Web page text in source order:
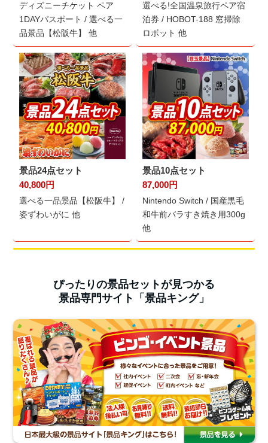
ディズニーチケット ペア
1DAYパスポート / 選べる一
品景品【松阪牛】 他
選べる!全国温泉旅行ペア宿
泊券 / HOBOT-188 窓掃除
ロボット 他
景品24点セット
40,800円
選べる一品景品【松阪牛】 /
姿ずわいがに 他
景品10点セット
87,000円
Nintendo Switch / 国産黒毛
和牛前バラすき焼き用300g
他
ぴったりの景品セットが見つかる
景品専門サイト「景品キング」